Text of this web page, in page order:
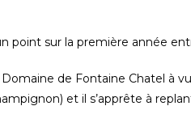
sur la première année
de Fontaine Chatel à
et il s’apprête à